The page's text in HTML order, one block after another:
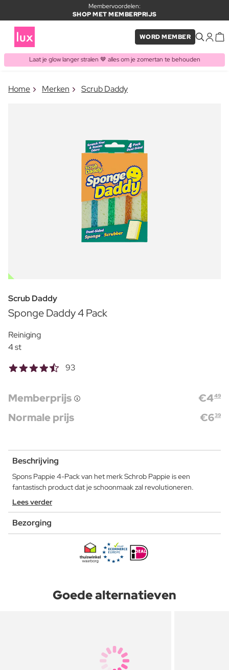
Membervoordelen:
SHOP MET MEMBERPRIJS
WORD MEMBER
Laat je glow langer stralen 🤎 alles om je zomertan te behouden
ITEM TOEGEVOEGD AAN
Vaak samen gekocht met
Home Merken Scrub Daddy
OUTLET
Scrub Daddy
Sponge Daddy 4 Pack
Reiniging
4 st
93
Memberprijs €449
Normale prijs €639
Beschrijving
Spons Pappie 4-Pack van het merk Schrob Pappie is een
fantastisch product dat je schoonmaak zal revolutioneren.
Lees verder
Bezorging
Goede alternatieven